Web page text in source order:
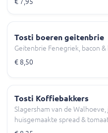
Tosti boeren geitenbrie
Geitenbrie Fenegriek, bacon &
€ 8,50
Tosti Koffiebakkers
Slagersham van de Walhoeve,
huisgemaakte spread &